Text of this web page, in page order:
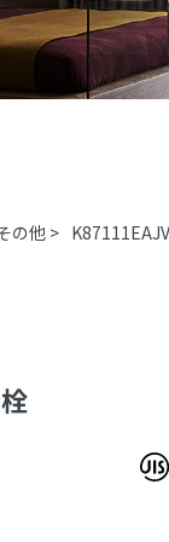
の他>